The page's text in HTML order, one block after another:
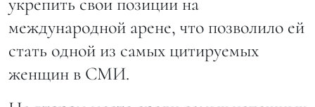
международной арене, что позволило ей
стать одной из самых цитируемых
женщин в СМИ.